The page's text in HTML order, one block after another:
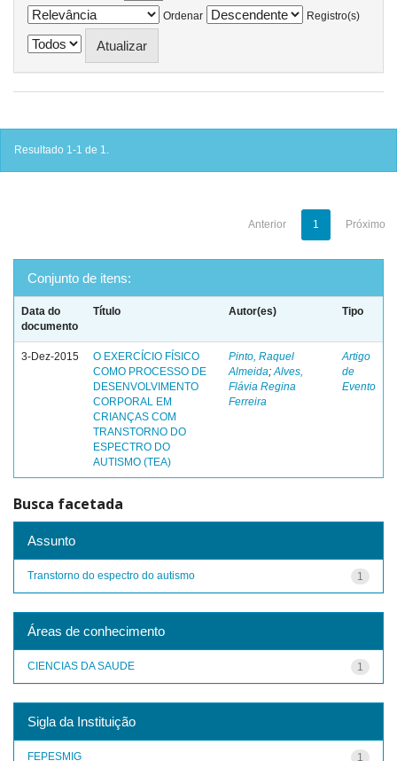
Ordenar
Registro(s)
Resultado 1-1 de 1.
Anterior 1 Próximo
Conjunto de itens:
Data do
documento
Título Autor(es) Tipo
3-Dez-2015
O EXERCÍCIO FÍSICO
COMO PROCESSO DE
DESENVOLVIMENTO
CORPORAL EM
CRIANÇAS COM
TRANSTORNO DO
ESPECTRO DO
AUTISMO (TEA)
Pinto, Raquel
Almeida;Alves,
Flávia Regina
Ferreira
Artigo
de
Evento
Busca facetada
Assunto
1
Transtorno do espectro do autismo
Áreas de conhecimento
1
CIENCIAS DA SAUDE
Sigla da Instituição
1
FEPESMIG